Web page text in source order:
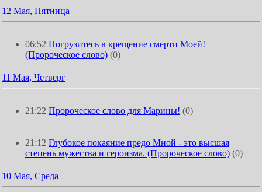
12 Мая, Пятница
06:52 Погрузитесь в крещение смерти Моей!
(Пророческое слово) (0)
11 Мая, Четверг
21:22 Пророческое слово для Марины! (0)
21:12 Глубокое покаяние предо Мной - это высшая
степень мужества и героизма. (Пророческое слово) (0)
10 Мая, Среда